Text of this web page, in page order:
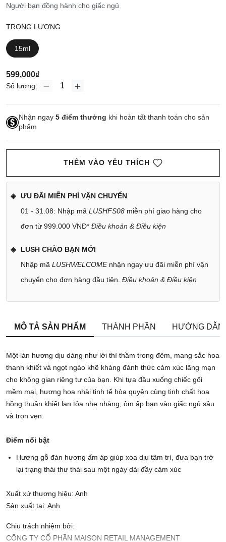
Người bạn đồng hành cho giấc ngủ
TRỌNG LƯỢNG
15ml
599,000₫
Số lượng:
Nhận ngay 5 điểm thưởng khi hoàn tất thanh toán cho sản
phẩm
THÊM VÀO YÊU THÍCH
ƯU ĐÃI MIỄN PHÍ VẬN CHUYỂN
01 - 31.08: Nhập mã LUSHFS08 miễn phí giao hàng cho
đơn từ 999.000 VNĐ* Điều khoản & Điều kiện
LUSH CHÀO BẠN MỚI
Nhập mã LUSHWELCOMEnhận ngay ưu đãi miễn phí vận
chuyển cho đơn hàng đầu tiên. Điều khoản & Điều kiện
MÔ TẢ SẢN PHẨM THÀNH PHẦN HƯỚNG
Một làn hương dịu dàng như lời thì thầm trong đêm, mang sắc hoa
thanh khiết và ngọt ngào khẽ khàng đánh thức cảm xúc lãng mạn
cho không gian riêng tư của bạn. Khi tựa đầu xuống chiếc gối
mềm mại, hương hoa nhài tinh tế hòa quyện cùng tinh chất hoa
hồng thuần khiết lan tỏa nhẹ nhàng, ôm ấp bạn vào giấc ngủ sâu
và trọn vẹn.
Điểm nổi bật
Hương gỗ đàn hương ấm áp giúp xoa dịu tâm trí, đưa bạn trở
lại trạng thái thư thái sau một ngày dài đầy cảm xúc
Xuất xứ thương hiệu: Anh
Sản xuất tại: Anh
Chịu trách nhiệm bởi:
CÔNG TY CỔ PHẦN MAISON RETAIL MANAGEMENT